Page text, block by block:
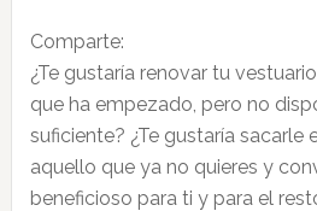
Comparte:
¿Te gustaría renovar tu
que ha empezado, pero no
suficiente? ¿Te gustaría sacarle
aquello que ya no quieres y
beneficioso para ti y para el